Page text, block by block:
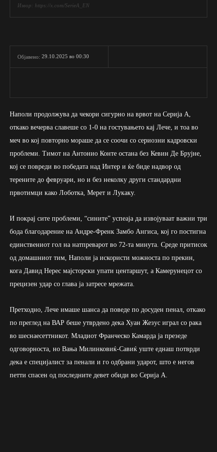
Извор: https://x.com/SerieA_EN
Објавено: 29.10.2025 во 00:30
Наполи продолжува да чекори сигурно на врвот на Серија А,
откако вечерва славеше со 1-0 на гостувањето кај Лече, и тоа во
меч во кој повторно мораше да се соочи со сериозни кадровски
проблеми. Тимот на Антонио Конте остана без Кевин Де Брујне,
кој се повреди во победата над Интер и ќе биде надвор од
терените до февруари, но и без неколку други стандардни
првотимци како Лоботка, Мерет и Лукаку.
И покрај сите проблеми, “сините” успеаја да извојуваат важни три
бода благодарение на Андре-Френк Замбо Ангиса, кој го постигна
единствениот гол на натпреварот во 72-та минута. Среде притисок
од домашниот тим, Наполи ја искористи можноста по прекин,
кога Давид Нерес мајсторски упати центаршут, а Камерунецот со
прецизен удар со глава ја затресе мрежата.
Претходно, Лече имаше шанса да поведе по досуден пенал, откако
по преглед на ВАР беше утврдено дека Хуан Жезус играл со рака
во шеснаесеттникот. Младиот Франческо Камарда ја презеде
одговорноста, но Вања Милинковиќ-Савиќ уште еднаш потврди
дека е специјалист за пенали и го одбрани ударот, што е негов
петти спасен од последните девет обиди во Серија А.